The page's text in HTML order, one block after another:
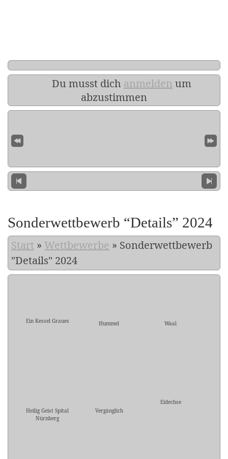
Du musst dich anmelden um
abzustimmen
Sonderwettbewerb “Details” 2024
Start » Wettbewerbe » Sonderwettbewerb
"Details" 2024
Ein Kessel Graues Hummel Waal
Heilig Geist Spital
Nürnberg
Vergänglich
Eidechse